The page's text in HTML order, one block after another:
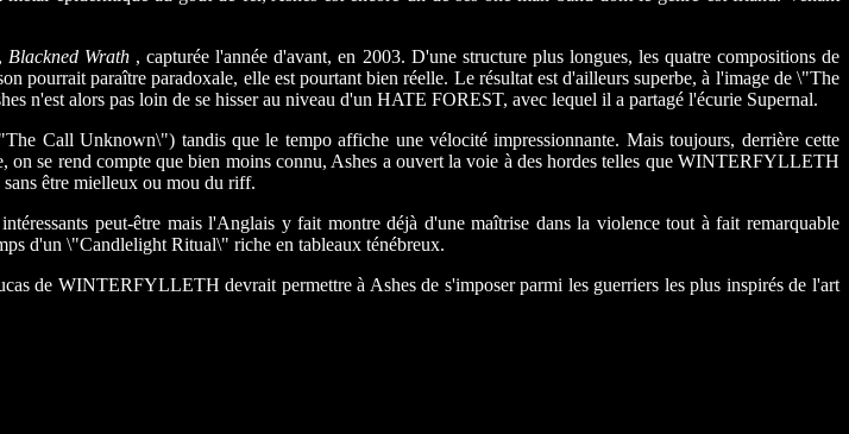
Blackned Wrath , capturée l'année d'avant, en 2003. D'une structure plus longues, les quatre compositions de
pourrait paraître paradoxale, elle est pourtant bien réelle. Le résultat est d'ailleurs superbe, à l'image de \"The
n'est alors pas loin de se hisser au niveau d'un HATE FOREST, avec lequel il a partagé l'écurie Supernal.
Call Unknown\") tandis que le tempo affiche une vélocité impressionnante. Mais toujours, derrière cette
se rend compte que bien moins connu, Ashes a ouvert la voie à des hordes telles que WINTERFYLLETH
être mielleux ou mou du riff.
peut-être mais l'Anglais y fait montre déjà d'une maîtrise dans la violence tout à fait remarquable
d'un \"Candlelight Ritual\" riche en tableaux ténébreux.
de WINTERFYLLETH devrait permettre à Ashes de s'imposer parmi les guerriers les plus inspirés de l'art